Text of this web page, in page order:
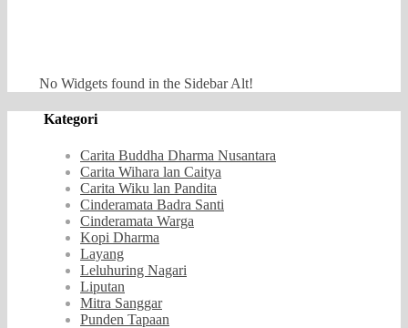
No Widgets found in the Sidebar Alt!
Kategori
Carita Buddha Dharma Nusantara
Carita Wihara lan Caitya
Carita Wiku lan Pandita
Cinderamata Badra Santi
Cinderamata Warga
Kopi Dharma
Layang
Leluhuring Nagari
Liputan
Mitra Sanggar
Punden Tapaan